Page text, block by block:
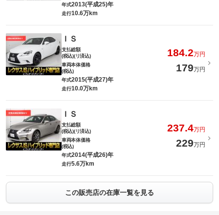
年式2013(平成25)年
走行10.6万km
ＩＳ
支払総額
(税込)(リ済込)
184.2万円
車両本体価格
(税込)
179万円
年式2015(平成27)年
走行10.0万km
ＩＳ
支払総額
(税込)(リ済込)
237.4万円
車両本体価格
(税込)
229万円
年式2014(平成26)年
走行5.6万km
この販売店の在庫一覧を見る